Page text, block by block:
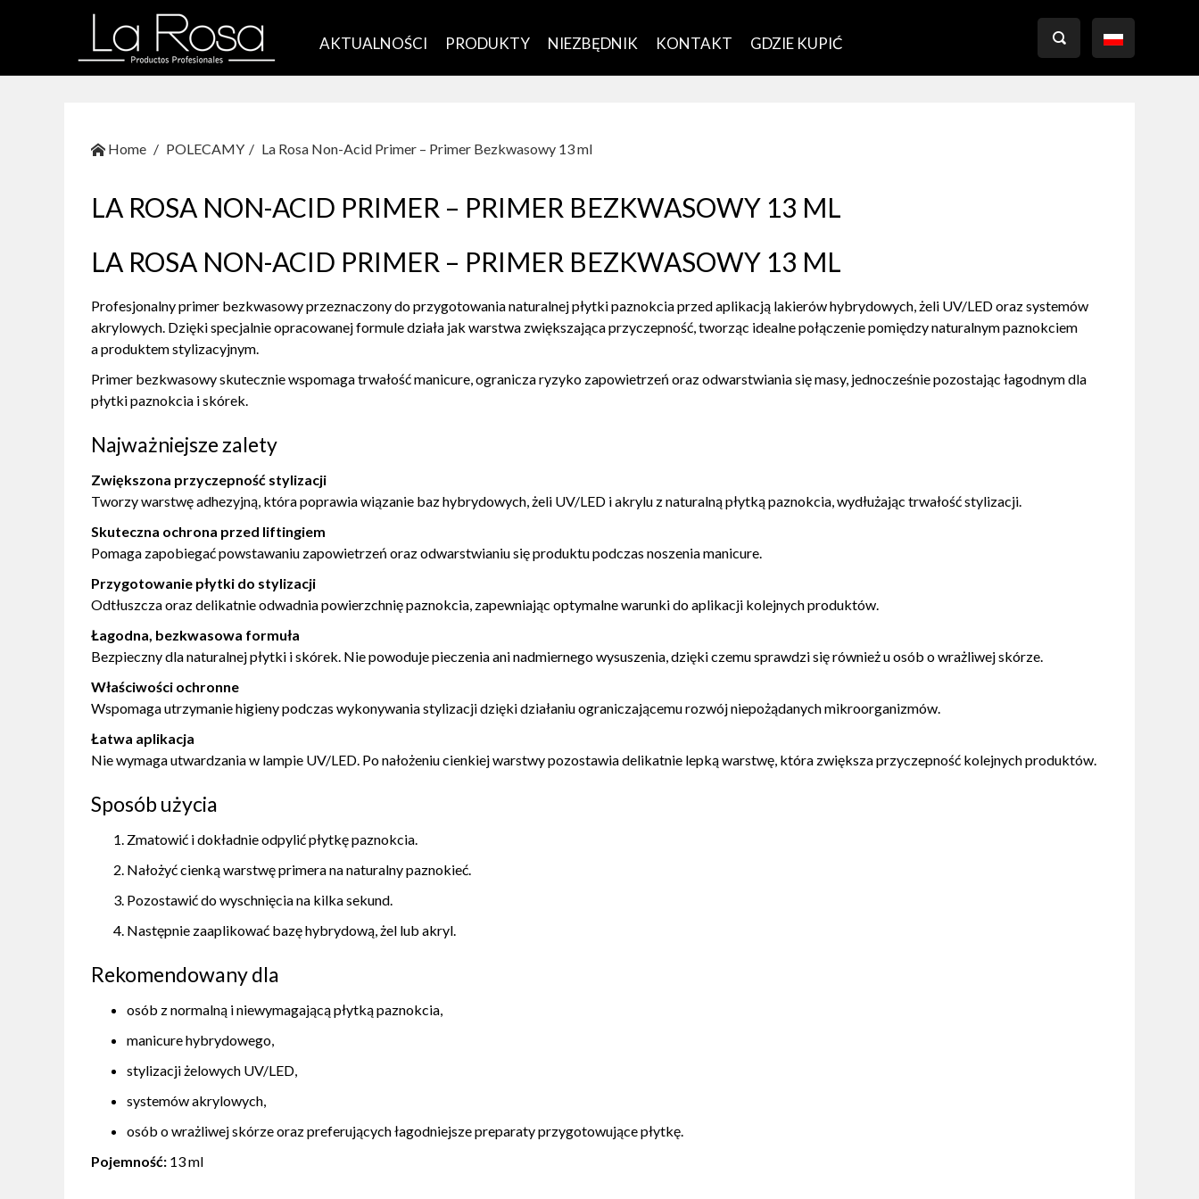
AKTUALNOŚCI PRODUKTY NIEZBĘDNIK KONTAKT GDZIE KUPIĆ 
Home POLECAMY La Rosa Non-Acid Primer – Primer Bezkwasowy 13 ml
LA ROSA NON-ACID PRIMER – PRIMER BEZKWASOWY 13 ML
LA ROSA NON-ACID PRIMER – PRIMER BEZKWASOWY 13 ML
Profesjonalny primer bezkwasowy przeznaczony do przygotowania naturalnej płytki paznokcia przed aplikacją lakierów hybrydowych, żeli UV/LED oraz systemów
akrylowych. Dzięki specjalnie opracowanej formule działa jak warstwa zwiększająca przyczepność, tworząc idealne połączenie pomiędzy naturalnym paznokciem
a produktem stylizacyjnym.
Primer bezkwasowy skutecznie wspomaga trwałość manicure, ogranicza ryzyko zapowietrzeń oraz odwarstwiania się masy, jednocześnie pozostając łagodnym dla
płytki paznokcia i skórek.
Najważniejsze zalety
Zwiększona przyczepność stylizacji
Tworzy warstwę adhezyjną, która poprawia wiązanie baz hybrydowych, żeli UV/LED i akrylu z naturalną płytką paznokcia, wydłużając trwałość stylizacji.
Skuteczna ochrona przed liftingiem
Pomaga zapobiegać powstawaniu zapowietrzeń oraz odwarstwianiu się produktu podczas noszenia manicure.
Przygotowanie płytki do stylizacji
Odtłuszcza oraz delikatnie odwadnia powierzchnię paznokcia, zapewniając optymalne warunki do aplikacji kolejnych produktów.
Łagodna, bezkwasowa formuła
Bezpieczny dla naturalnej płytki i skórek. Nie powoduje pieczenia ani nadmiernego wysuszenia, dzięki czemu sprawdzi się również u osób o wrażliwej skórze.
Właściwości ochronne
Wspomaga utrzymanie higieny podczas wykonywania stylizacji dzięki działaniu ograniczającemu rozwój niepożądanych mikroorganizmów.
Łatwa aplikacja
Nie wymaga utwardzania w lampie UV/LED. Po nałożeniu cienkiej warstwy pozostawia delikatnie lepką warstwę, która zwiększa przyczepność kolejnych produktów.
Sposób użycia
Zmatowić i dokładnie odpylić płytkę paznokcia.
Nałożyć cienką warstwę primera na naturalny paznokieć.
Pozostawić do wyschnięcia na kilka sekund.
Następnie zaaplikować bazę hybrydową, żel lub akryl.
Rekomendowany dla
osób z normalną i niewymagającą płytką paznokcia,
manicure hybrydowego,
stylizacji żelowych UV/LED,
systemów akrylowych,
osób o wrażliwej skórze oraz preferujących łagodniejsze preparaty przygotowujące płytkę.
Pojemność: 13 ml